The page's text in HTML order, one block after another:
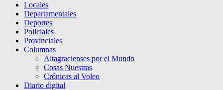
Locales
Departamentales
Deportes
Policiales
Provinciales
Columnas
Altagracienses por el Mundo
Cosas Nuestras
Crónicas al Voleo
Diario digital